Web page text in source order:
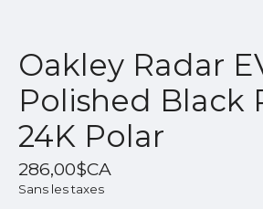
Oakley Radar
Polished Black
24K Polar
286,00$CA
Sans les taxes